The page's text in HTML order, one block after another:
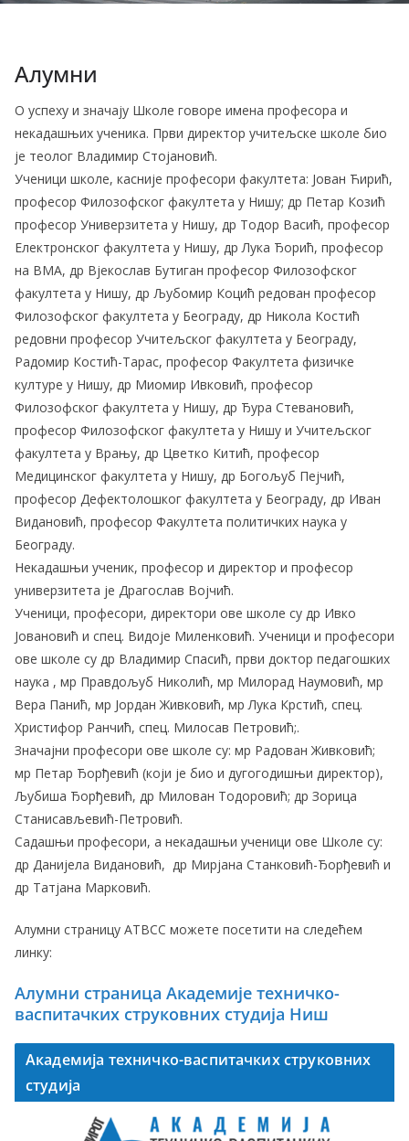
Алумни
О успеху и значају Школе говоре имена професора и
некадашњих ученика. Први директор учитељске школе био
је теолог Владимир Стојановић.
Ученици школе, касније професори факултета: Јован Ћирић,
професор Филозофског факултета у Нишу; др Петар Козић
професор Универзитета у Нишу, др Тодор Васић, професор
Електронског факултета у Нишу, др Лука Ђорић, професор
на ВМА, др Вјекослав Бутиган професор Филозофског
факултета у Нишу, др Љубомир Коцић редован професор
Филозофског факултета у Београду, др Никола Костић
редовни професор Учитељског факултета у Београду,
Радомир Костић-Тарас, професор Факултета физичке
културе у Нишу, др Миомир Ивковић, професор
Филозофског факултета у Нишу, др Ђура Стевановић,
професор Филозофског факултета у Нишу и Учитељског
факултета у Врању, др Цветко Китић, професор
Медицинског факултета у Нишу, др Богољуб Пејчић,
професор Дефектолошког факултета у Београду, др Иван
Видановић, професор Факултета политичких наука у
Београду.
Некадашњи ученик, професор и директор и професор
универзитета је Драгослав Војчић.
Ученици, професори, директори ове школе су др Ивко
Јовановић и спец. Видоје Миленковић. Ученици и професори
ове школе су др Владимир Спасић, први доктор педагошких
наука , мр Правдољуб Николић, мр Милорад Наумовић, мр
Вера Панић, мр Јордан Живковић, мр Лука Крстић, спец.
Христифор Ранчић, спец. Милосав Петровић;.
Значајни професори ове школе су: мр Радован Живковић;
мр Петар Ђорђевић (који је био и дугогодишњи директор),
Љубиша Ђорђевић, др Милован Тодоровић; др Зорица
Станисављевић-Петровић.
Садашњи професори, а некадашњи ученици ове Школе су:
др Данијела Видановић, др Мирјана Станковић-Ђорђевић и
др Татјана Марковић.
Алумни страницу АТВСС можете посетити на следећем
линку:
Алумни страницa Академије техничко-
васпитачких струковних студија Ниш
Академија техничко-васпитачких струковних
студија